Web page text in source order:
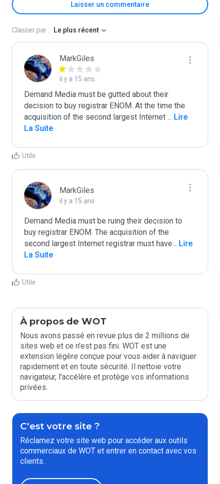
Laisser un commentaire
Classer par : Le plus récent
MarkGiles
il y a 15 ans
Demand Media must be gutted about their
decision to buy registrar ENOM. At the time the
acquisition of the second largest Internet ... Lire
La Suite
Utile
MarkGiles
il y a 15 ans
Demand Media must be ruing their decision to
buy registrar ENOM. The acquisition of the
second largest Internet registrar must have... Lire
La Suite
Utile
À propos de WOT
Nous avons passé en revue plus de 2 millions de
sites web et ce n'est pas fini. WOT est une
extension légère conçue pour vous aider à naviguer
rapidement et en toute sécurité. Il nettoie votre
navigateur, l'accélère et protège vos informations
privées.
C'est votre site ?
Réclamez votre site web pour accéder aux outils
commerciaux de WOT et entrer en contact avec vos
clients.